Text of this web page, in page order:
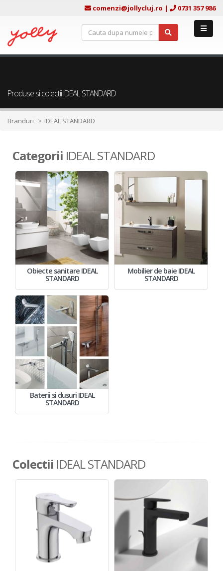
comenzi@jollycluj.ro | 0731 357 986
Produse si colectii IDEAL STANDARD
Branduri IDEAL STANDARD
Categorii IDEAL STANDARD
Obiecte sanitare IDEAL
STANDARD
Mobilier de baie IDEAL
STANDARD
Baterii si dusuri IDEAL
STANDARD
Colectii IDEAL STANDARD